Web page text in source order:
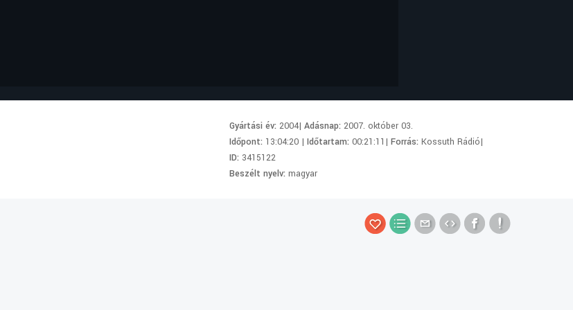
Gyártási év:2004|Adásnap:2007. október 03.
Időpont: 13:04:20 |Időtartam:00:21:11|Forrás:Kossuth Rádió|
ID: 3415122
Beszélt nyelv:magyar